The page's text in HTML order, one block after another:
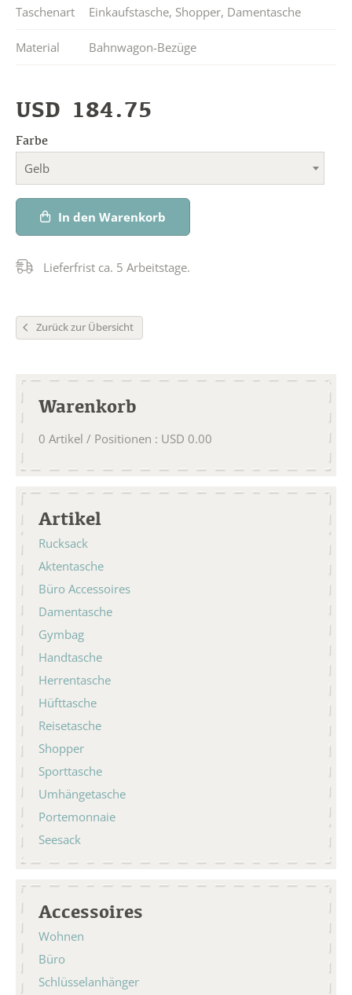
Taschenart Einkaufstasche, Shopper, Damentasche
Material Bahnwagon-Bezüge
USD 184.75
Farbe
Gelb
In den Warenkorb
Lieferfrist ca. 5 Arbeitstage.
Zurück zur Übersicht
Warenkorb
0 Artikel / Positionen : USD 0.00
Artikel
Rucksack
Aktentasche
Büro Accessoires
Damentasche
Gymbag
Handtasche
Herrentasche
Hüfttasche
Reisetasche
Shopper
Sporttasche
Umhängetasche
Portemonnaie
Seesack
Accessoires
Wohnen
Büro
Schlüsselanhänger